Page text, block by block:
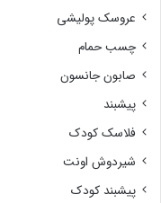
عروسک پولیشی
چسب حمام
صابون جانسون
پیشبند
فلاسک کودک
شیردوش اونت
پیشبند کودک